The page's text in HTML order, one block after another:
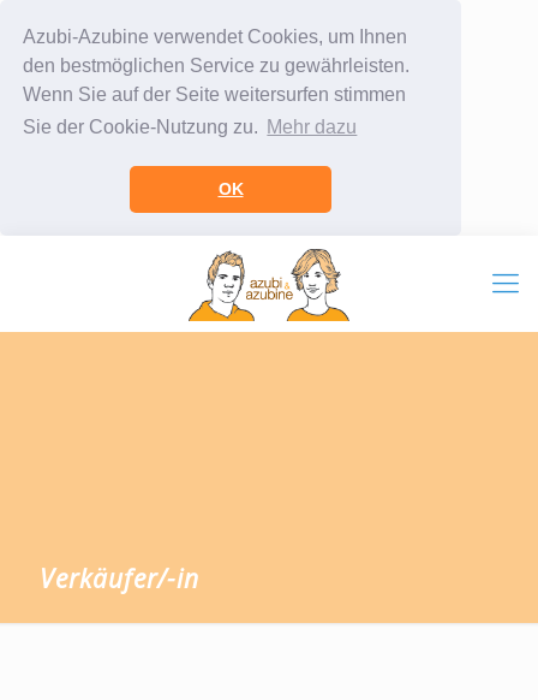
Azubi-Azubine verwendet Cookies, um Ihnen
den bestmöglichen Service zu gewährleisten.
Wenn Sie auf der Seite weitersurfen stimmen
Sie der Cookie-Nutzung zu. Mehr dazu
OK
Verkäufer/-in